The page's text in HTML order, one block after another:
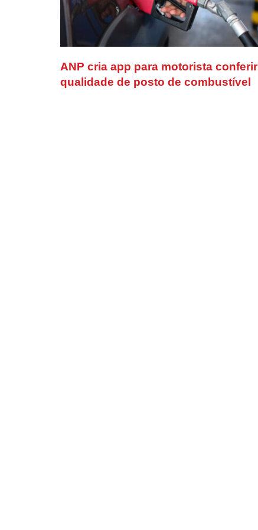
ANP cria app para motorista conferir
qualidade de posto de combustível